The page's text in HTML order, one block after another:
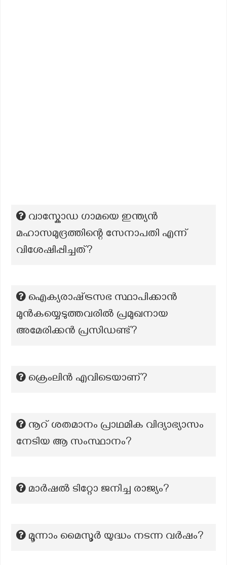
വാസ്കോഡ ഗാമയെ ഇന്ത്യൻ
മഹാസമുദ്രത്തിന്റെ സേനാപതി എന്ന്
വിശേഷിപ്പിച്ചത്?
ഐക്യരാഷ്‌ട്രസഭ സ്ഥാപിക്കാൻ
മുൻകയ്യെടുത്തവരിൽ പ്രമുഖനായ
അമേരിക്കൻ പ്രസിഡണ്ട്?
ക്രെംലിൻ എവിടെയാണ്?
നൂറ് ശതമാനം പ്രാഥമിക വിദ്യാഭ്യാസം
നേടിയ ആ സംസ്ഥാനം?
മാർഷൽ ടിറ്റോ ജനിച്ച രാജ്യം?
മൂന്നാം മൈസൂർ യുദ്ധം നടന്ന വർഷം?